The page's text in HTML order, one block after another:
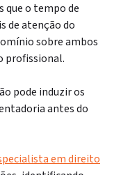
que o tempo de
de atenção do
sobre ambos
profissional.
pode induzir os
antes do
em direito